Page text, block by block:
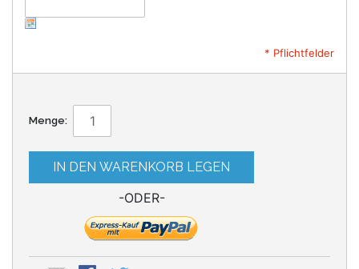
* Pflichtfelder
Menge:
IN DEN WARENKORB LEGEN
-ODER-